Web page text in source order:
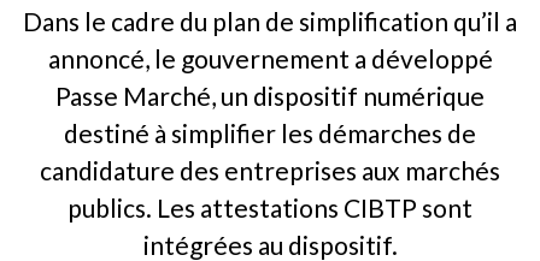
Dans le cadre du plan de simplification qu’il a
annoncé, le gouvernement a développé
Passe Marché, un dispositif numérique
destiné à simplifier les démarches de
candidature des entreprises aux marchés
publics. Les attestations CIBTP sont
intégrées au dispositif.